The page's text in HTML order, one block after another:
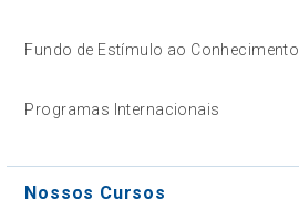
Fundo de Estímulo ao Conhecimento
Programas Internacionais
Nossos Cursos